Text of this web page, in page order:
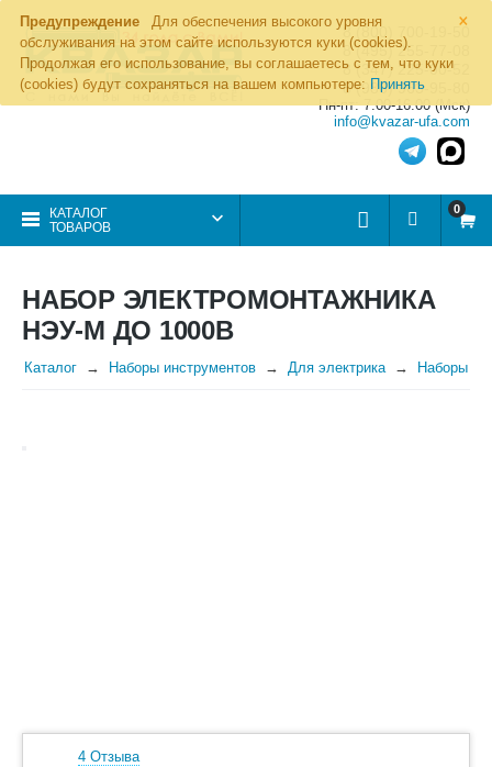
×
Предупреждение
Для обеспечения высокого уровня
обслуживания на этом сайте используются куки (cookies).
Продолжая его использование, вы соглашаетесь с тем, что куки
(cookies) будут сохраняться на вашем компьютере: Принять
8 (800) 700-19-50
8 (495) 255-77-08
8 (347) 225-00-52
8 (986) 963-95-80
Пн-пт: 7.00-16.00 (Мск)
info@kvazar-ufa.com
КАТАЛОГ
ТОВАРОВ
0
НАБОР ЭЛЕКТРОМОНТАЖНИКА
НЭУ-М ДО 1000В
Каталог Наборы инструментов Для электрика Наборы
4 Отзыва